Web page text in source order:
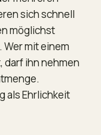
sich schnell
möglichst
mit einem
darf ihn nehmen
als Ehrlichkeit